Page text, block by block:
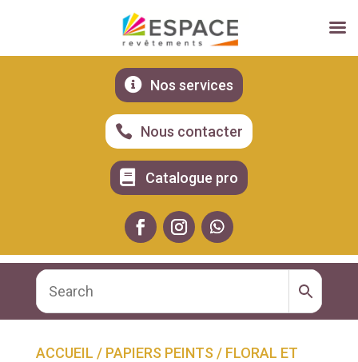
 Nos services
 Nous contacter
 Catalogue pro
ACCUEIL / PAPIERS PEINTS / FLORAL ET